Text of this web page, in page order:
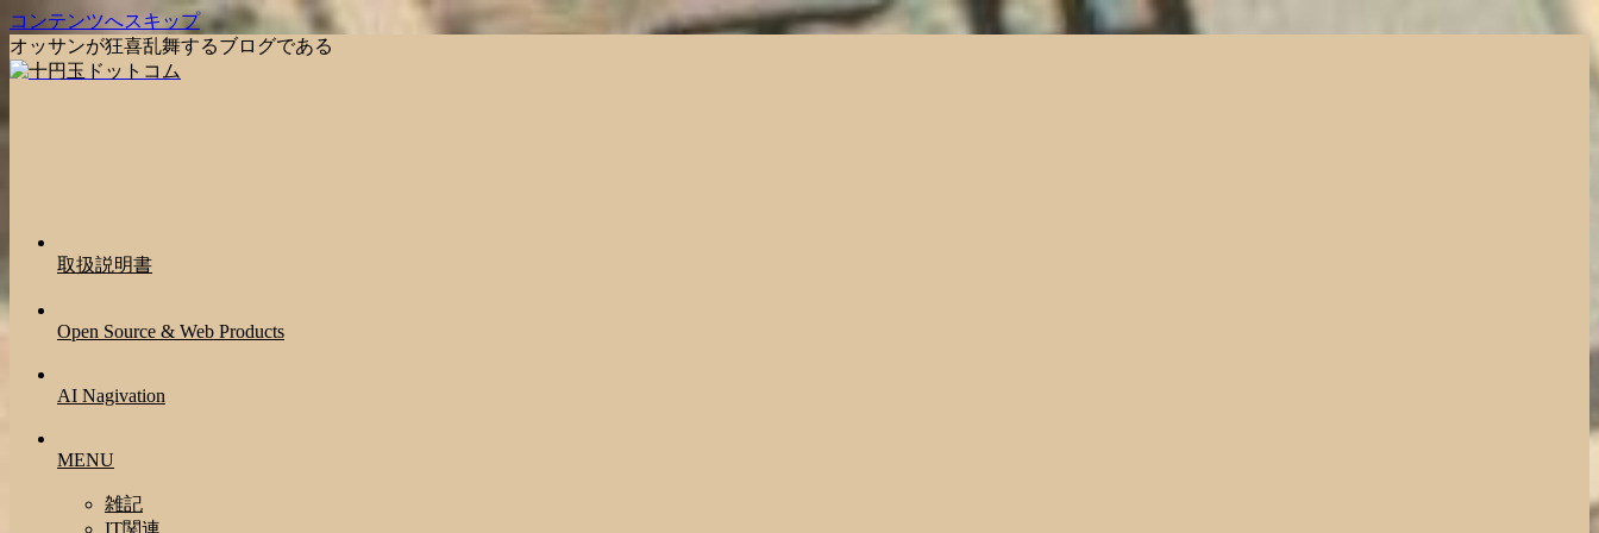
コンテンツへスキップ
オッサンが狂喜乱舞するブログである
取扱説明書
Open Source & Web Products
AI Nagivation
MENU
雑記
IT関連